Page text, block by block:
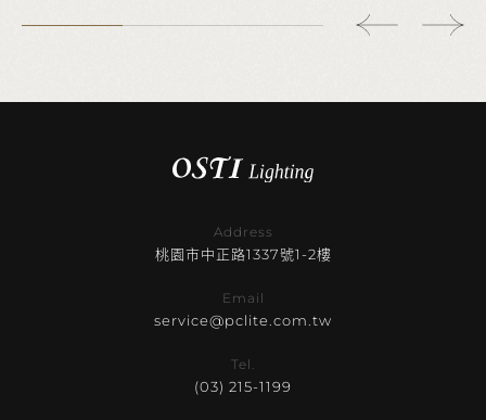
Address
桃園市中正路1337號1-2樓
Email
service@pclite.com.tw
Tel.
(03) 215-1199